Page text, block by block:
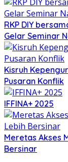
RKP DIY
Gelar Seminar
Kisruh
Pusaran Konflik
IFFINA+ 2025
Meretas Akses
Bersinar